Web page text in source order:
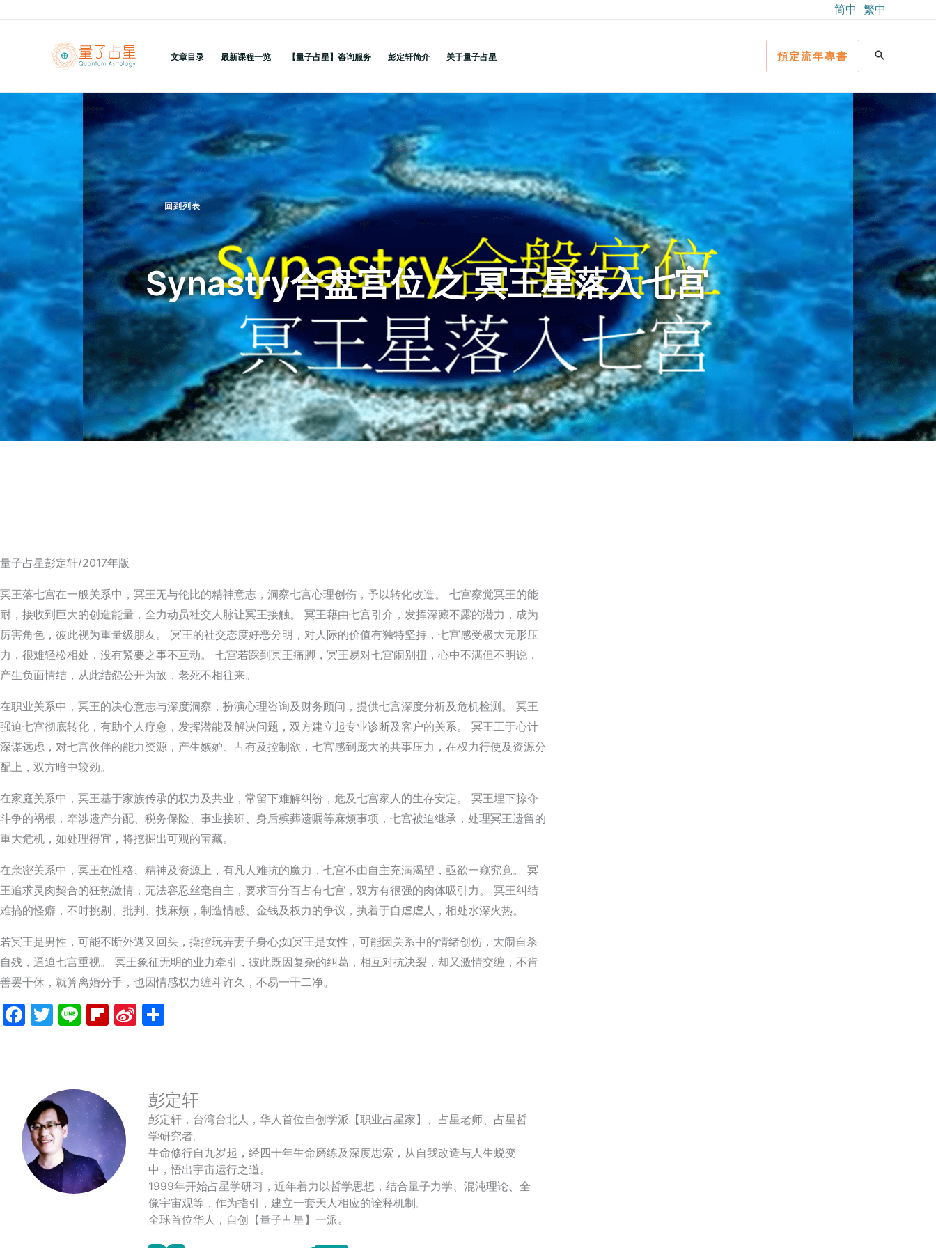
简中 繁中
文章目录 最新课程一览 【量子占星】咨询服务 彭定轩简介 关于量子占星 預定流年專書
回到列表
Synastry合盘宫位 之 冥王星落入七宫
量子占星彭定轩/2017年版
冥王落七宫在一般关系中，冥王无与伦比的精神意志，洞察七宫心理创伤，予以转化改造。 七宫察觉冥王的能
耐，接收到巨大的创造能量，全力动员社交人脉让冥王接触。 冥王藉由七宫引介，发挥深藏不露的潜力，成为
厉害角色，彼此视为重量级朋友。 冥王的社交态度好恶分明，对人际的价值有独特坚持，七宫感受极大无形压
力，很难轻松相处，没有紧要之事不互动。 七宫若踩到冥王痛脚，冥王易对七宫闹别扭，心中不满但不明说，
产生负面情结，从此结怨公开为敌，老死不相往来。
在职业关系中，冥王的决心意志与深度洞察，扮演心理咨询及财务顾问，提供七宫深度分析及危机检测。 冥王
强迫七宫彻底转化，有助个人疗愈，发挥潜能及解决问题，双方建立起专业诊断及客户的关系。 冥王工于心计
深谋远虑，对七宫伙伴的能力资源，产生嫉妒、占有及控制欲，七宫感到庞大的共事压力，在权力行使及资源分
配上，双方暗中较劲。
在家庭关系中，冥王基于家族传承的权力及共业，常留下难解纠纷，危及七宫家人的生存安定。 冥王埋下掠夺
斗争的祸根，牵涉遗产分配、税务保险、事业接班、身后殡葬遗嘱等麻烦事项，七宫被迫继承，处理冥王遗留的
重大危机，如处理得宜，将挖掘出可观的宝藏。
在亲密关系中，冥王在性格、精神及资源上，有凡人难抗的魔力，七宫不由自主充满渴望，亟欲一窥究竟。 冥
王追求灵肉契合的狂热激情，无法容忍丝毫自主，要求百分百占有七宫，双方有很强的肉体吸引力。 冥王纠结
难搞的怪癖，不时挑剔、批判、找麻烦，制造情感、金钱及权力的争议，执着于自虐虐人，相处水深火热。
若冥王是男性，可能不断外遇又回头，操控玩弄妻子身心;如冥王是女性，可能因关系中的情绪创伤，大闹自杀
自残，逼迫七宫重视。 冥王象征无明的业力牵引，彼此既因复杂的纠葛，相互对抗决裂，却又激情交缠，不肯
善罢干休，就算离婚分手，也因情感权力缠斗许久，不易一干二净。
Facebook
Twitter
LineFlipboard
Sina
彭定轩
彭定轩，台湾台北人，华人首位自创学派【职业占星家】、占星老师、占星哲
学研究者。
生命修行自九岁起，经四十年生命磨练及深度思索，从自我改造与人生蜕变
中，悟出宇宙运行之道。
1999年开始占星学研习，近年着力以哲学思想，结合量子力学、混沌理论、全
像宇宙观等，作为指引，建立一套天人相应的诠释机制。
全球首位华人，自创【量子占星】一派。